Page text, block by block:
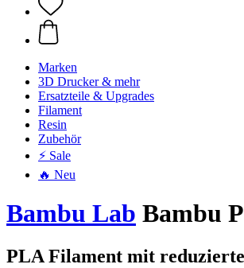
Marken
3D Drucker & mehr
Ersatzteile & Upgrades
Filament
Resin
Zubehör
⚡ Sale
🔥 Neu
Bambu Lab Bambu
PLA Filament mit